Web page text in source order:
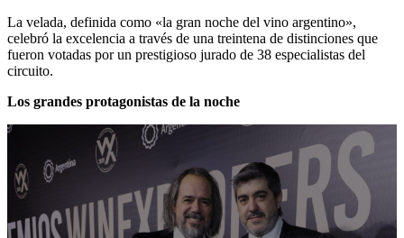
La velada, definida como «la gran noche del vino argentino»,
celebró la excelencia a través de una treintena de distinciones que
fueron votadas por un prestigioso jurado de 38 especialistas del
circuito.
Los grandes protagonistas de la noche